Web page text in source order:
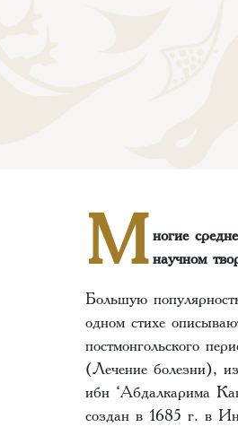
Многие
научном
Большую
одном стихе
постмонгольского
(Лечение болезни),
ибн ‘Абдалкарима
создан в 1685 г. в